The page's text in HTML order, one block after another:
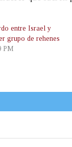
entre Israel y
grupo de rehenes
PM